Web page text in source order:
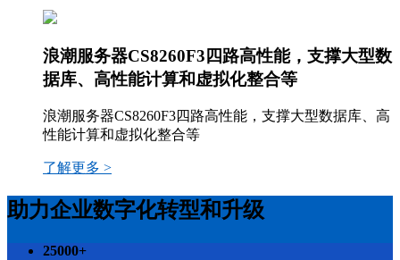
浪潮服务器CS8260F3四路高性能，支撑大型数
据库、高性能计算和虚拟化整合等
浪潮服务器CS8260F3四路高性能，支撑大型数据库、高
性能计算和虚拟化整合等
了解更多 >
助力企业数字化转型和升级
25000+